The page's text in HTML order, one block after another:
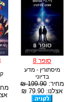
סופר 8
מיסתורין - מדע
בדיוני
מחיר:199.90 ₪
אצלנו: 79.90 ₪